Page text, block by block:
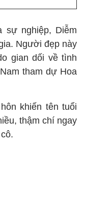
sự nghiệp, Diễm
Người đẹp này
gian dối về tình
tham dự Hoa
khiến tên tuổi
thậm chí ngay